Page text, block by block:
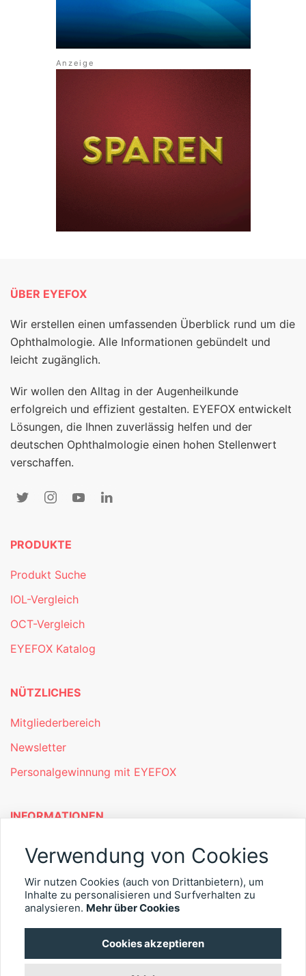
ÜBER EYEFOX
Wir erstellen einen umfassenden Überblick rund um die
Ophthalmologie. Alle Informationen gebündelt und
leicht zugänglich.
Wir wollen den Alltag in der Augenheilkunde
erfolgreich und effizient gestalten. EYEFOX entwickelt
Lösungen, die Ihnen zuverlässig helfen und der
deutschen Ophthalmologie einen hohen Stellenwert
verschaffen.
PRODUKTE
Produkt Suche
IOL-Vergleich
OCT-Vergleich
EYEFOX Katalog
NÜTZLICHES
Mitgliederbereich
Newsletter
Personalgewinnung mit EYEFOX
INFORMATIONEN
Was ist EYEFOX – Ihre Möglichkeiten
Kontakt
Verwendung von Cookies
Wir nutzen Cookies (auch von Drittanbietern), um
Inhalte zu personalisieren und Surfverhalten zu
analysieren. Mehr über Cookies
Cookies akzeptieren